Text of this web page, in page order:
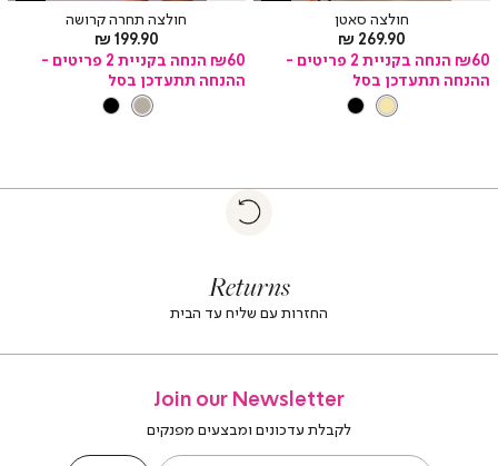
חולצה סאטן
מחיר
מוצר
269.90 ₪
₪60 הנחה בקניית 2 פריטים -
ההנחה תתעדכן בסל
צבע
CHAMPAGNE
CHAMPAGNE
BLACK
חולצה תחרה קרושה
מחיר
מוצר
199.90 ₪
₪60 הנחה בקניית 2 פריטים -
ההנחה תתעדכן בסל
צבע
OFFWHITE
OFFWHITE
BLACK
returns
banner
(4)
Returns
החזרות עם שליח עד הבית
Join our Newsletter
לקבלת עדכונים ומבצעים מפנקים